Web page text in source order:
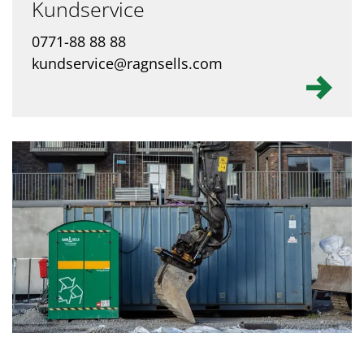
Kundservice
0771-88 88 88
kundservice@ragnsells.com